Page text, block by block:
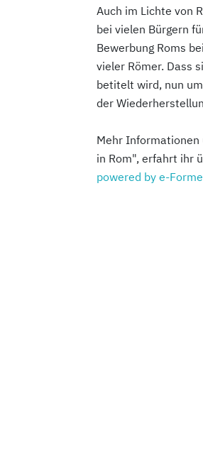
Auch im Lichte von
bei vielen Bürgern
Bewerbung Roms
vieler Römer. Dass
betitelt wird, nun
der
Mehr Informationen
in Rom", erfahrt ihr
powered by e-